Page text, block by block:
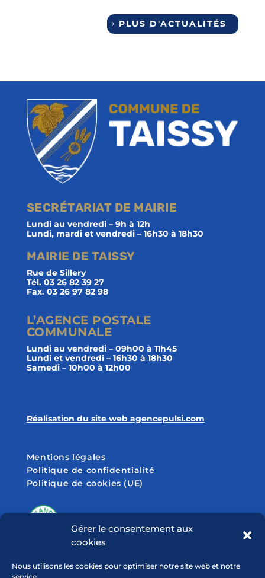
Gérer le consentement aux
cookies
Nous utilisons les cookies pour optimiser notre site web et notre
PLUS D'ACTUALITÉS
SECRÉTARIAT DE MAIRIE
Lundi au vendredi – 9h à 12h
Lundi, mardi et vendredi – 16h30 à 18h30
MAIRIE DE TAISSY
Rue de Sillery
Tél. 03 26 82 39 27
Fax. 03 26 97 82 98
L’AGENCE POSTALE
COMMUNALE
Lundi au vendredi – 09h00 à 11h45
Lundi et vendredi – 16h30 à 18h30
Samedi – 10h00 à 12h00
Réalisation du site web agencepulsi.com
Mentions légales
Politique de confidentialité
Politique de cookies (UE)
SUIVEZ-NOUS SUR